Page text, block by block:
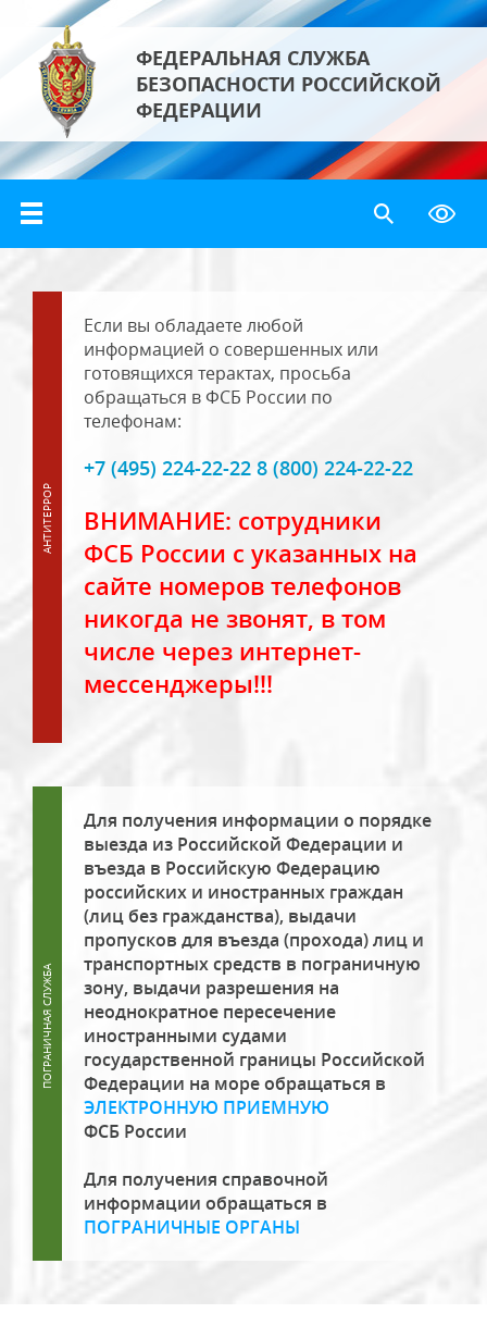
ФЕДЕРАЛЬНАЯ СЛУЖБА
БЕЗОПАСНОСТИ РОССИЙСКОЙ
ФЕДЕРАЦИИ
Если вы обладаете любой
информацией о совершенных или
готовящихся терактах, просьба
обращаться в ФСБ России по
телефонам:
+7 (495) 224-22-22 8 (800) 224-22-22
ВНИМАНИЕ: сотрудники
ФСБ России с указанных на
сайте номеров телефонов
никогда не звонят, в том
числе через интернет-
мессенджеры!!!
Для получения информации о порядке
выезда из Российской Федерации и
въезда в Российскую Федерацию
российских и иностранных граждан
(лиц без гражданства), выдачи
пропусков для въезда (прохода) лиц и
транспортных средств в пограничную
зону, выдачи разрешения на
неоднократное пересечение
иностранными судами
государственной границы Российской
Федерации на море обращаться в
ЭЛЕКТРОННУЮ ПРИЕМНУЮ
ФСБ России
Для получения справочной
информации обращаться в
ПОГРАНИЧНЫЕ ОРГАНЫ